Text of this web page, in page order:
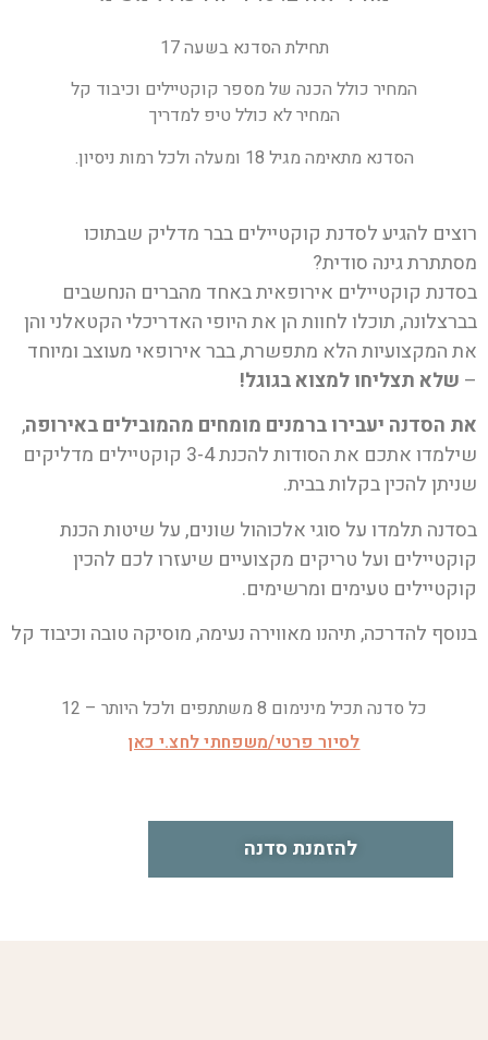
תחילת הסדנא בשעה 17
המחיר כולל הכנה של מספר קוקטיילים וכיבוד קל
המחיר לא כולל טיפ למדריך
הסדנא מתאימה מגיל 18 ומעלה ולכל רמות ניסיון.
רוצים להגיע לסדנת קוקטיילים בבר מדליק שבתוכו
מסתתרת גינה סודית?
בסדנת קוקטיילים אירופאית באחד מהברים הנחשבים
בברצלונה, תוכלו לחוות הן את היופי האדריכלי הקטאלני והן
את המקצועיות הלא מתפשרת, בבר אירופאי מעוצב ומיוחד
– שלא תצליחו למצוא בגוגל!
את הסדנה יעבירו ברמנים מומחים מהמובילים באירופה,
שילמדו אתכם את הסודות להכנת 3-4 קוקטיילים מדליקים
שניתן להכין בקלות בבית.
בסדנה תלמדו על סוגי אלכוהול שונים, על שיטות הכנת
קוקטיילים ועל טריקים מקצועיים שיעזרו לכם להכין
קוקטיילים טעימים ומרשימים.
בנוסף להדרכה, תיהנו מאווירה נעימה, מוסיקה טובה וכיבוד קל
כל סדנה תכיל מינימום 8 משתתפים ולכל היותר – 12
לסיור פרטי/משפחתי לחצ.י כאן
להזמנת סדנה